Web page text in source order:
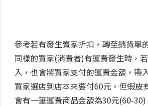
參考若有發生賣家折扣，轉至銷貨單
同樣的買家(消費者)有運費發生時，
入，也會將買家支付的運費金額，帶
買家選店到店本來要付60元，但蝦皮
會有一筆運費商品金額為30元(60-